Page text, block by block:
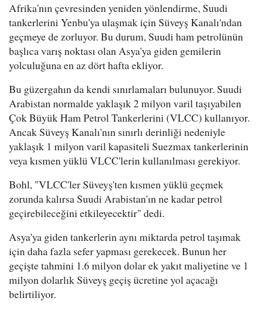
Afrika'nın çevresinden yeniden yönlendirme, Suudi
tankerlerini Yenbu'ya ulaşmak için Süveyş Kanalı'ndan
geçmeye de zorluyor. Bu durum, Suudi ham petrolünün
başlıca varış noktası olan Asya'ya giden gemilerin
yolculuğuna en az dört hafta ekliyor.
Bu güzergahın da kendi sınırlamaları bulunuyor. Suudi
Arabistan normalde yaklaşık 2 milyon varil taşıyabilen
Çok Büyük Ham Petrol Tankerlerini (VLCC) kullanıyor.
Ancak Süveyş Kanalı'nın sınırlı derinliği nedeniyle
yaklaşık 1 milyon varil kapasiteli Suezmax tankerlerinin
veya kısmen yüklü VLCC'lerin kullanılması gerekiyor.
Bohl, "VLCC'ler Süveyş'ten kısmen yüklü geçmek
zorunda kalırsa Suudi Arabistan'ın ne kadar petrol
geçirebileceğini etkileyecektir" dedi.
Asya'ya giden tankerlerin aynı miktarda petrol taşımak
için daha fazla sefer yapması gerekecek. Bunun her
geçişte tahmini 1.6 milyon dolar ek yakıt maliyetine ve 1
milyon dolarlık Süveyş geçiş ücretine yol açacağı
belirtiliyor.